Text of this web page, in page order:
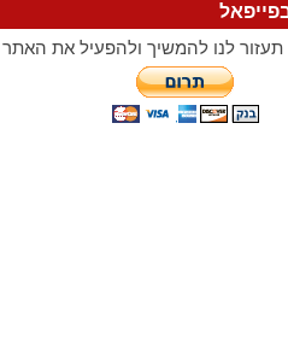
לנו להמשיך ולהפעיל את האתר